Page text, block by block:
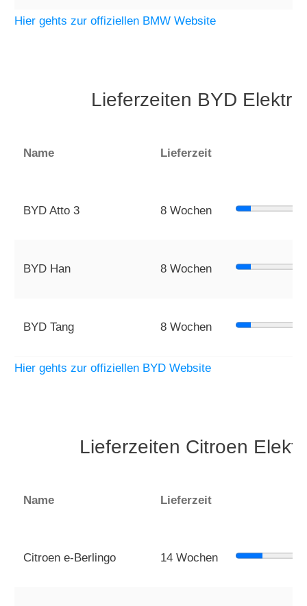
Hier gehts zur offiziellen BMW Website
Lieferzeiten BYD
Name Lieferzeit
BYD Atto 3 8 Wochen
BYD Han 8 Wochen
BYD Tang 8 Wochen
Hier gehts zur offiziellen BYD Website
Lieferzeiten Citroen
Name Lieferzeit
Citroen e-Berlingo 14 Wochen